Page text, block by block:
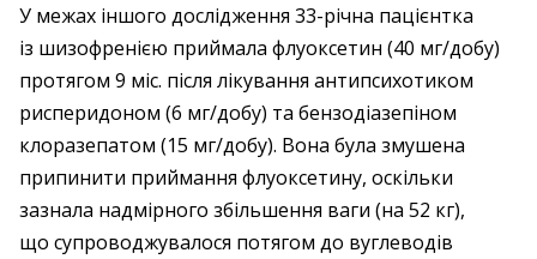
У межах іншого дослідження 33-річна пацієнтка
із шизофренією приймала флуоксетин (40 мг/добу)
протягом 9 міс. після лікування антипсихотиком
рисперидоном (6 мг/добу) та бензодіазепіном
клоразепатом (15 мг/добу). Вона була змушена
припинити приймання флуоксетину, оскільки
зазнала надмірного збільшення ваги (на 52 кг),
що супроводжувалося потягом до вуглеводів